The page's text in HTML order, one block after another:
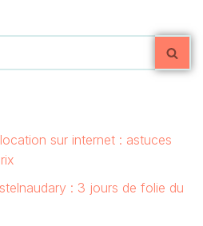
sur internet : astuces
: 3 jours de folie du